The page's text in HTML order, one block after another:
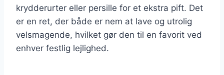
krydderurter eller persille for et ekstra pift. Det
er en ret, der både er nem at lave og utrolig
velsmagende, hvilket gør den til en favorit ved
enhver festlig lejlighed.